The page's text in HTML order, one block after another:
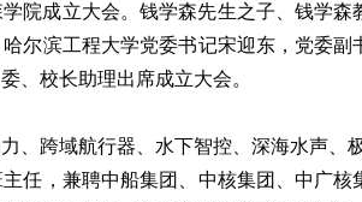
院成立大会。钱学森先生之子、钱学
尔滨工程大学党委书记宋迎东，党委
、校长助理出席成立大会。
、跨域航行器、水下智控、深海水声
任，兼聘中船集团、中核集团、中广